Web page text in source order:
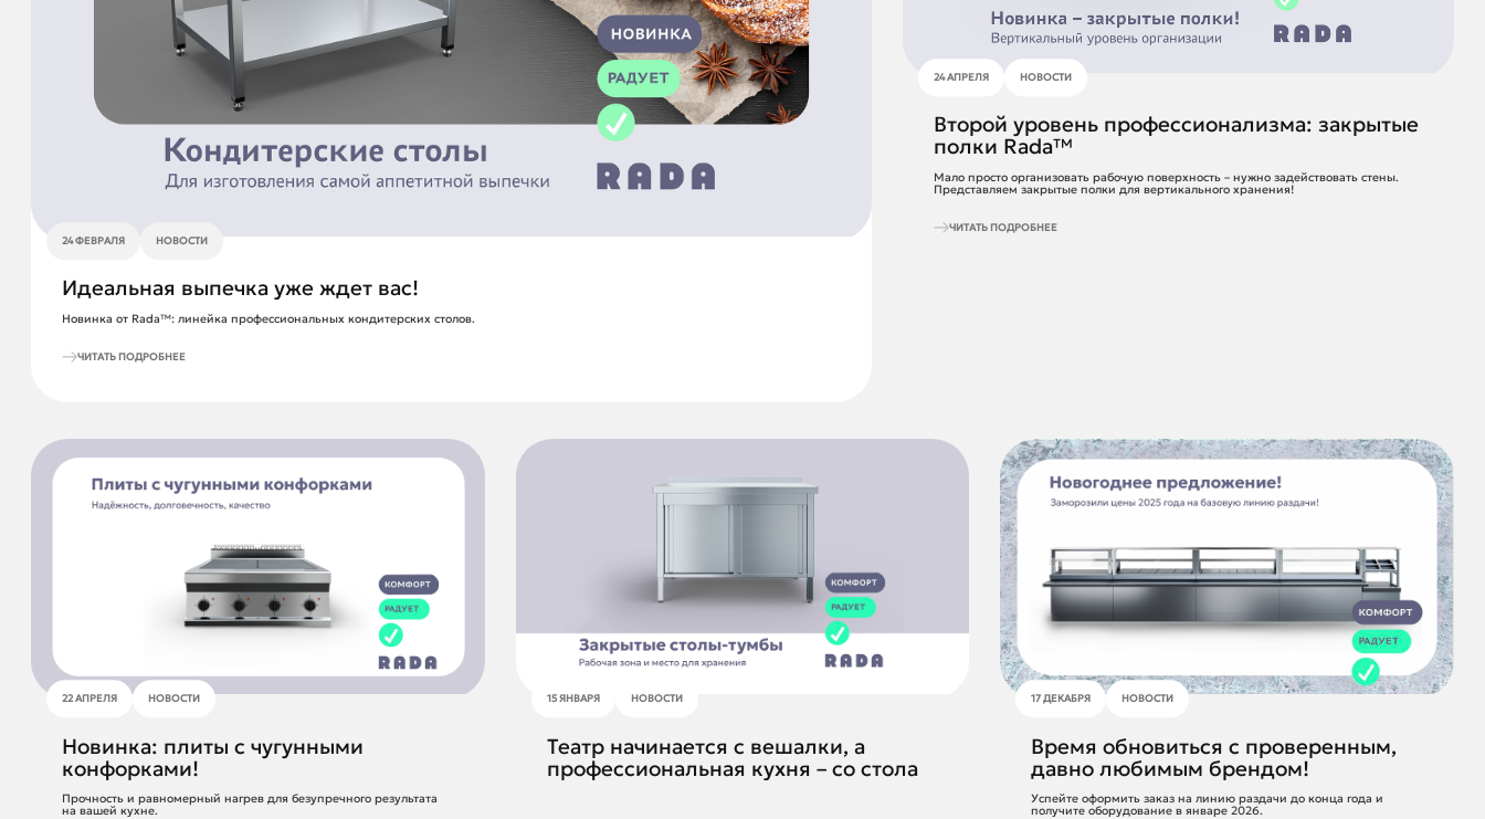
24 ФЕВРАЛЯ НОВОСТИ
Идеальная выпечка уже ждет вас!
Новинка от Rada™: линейка профессиональных кондитерских столов.
ЧИТАТЬ ПОДРОБНЕЕ
24 АПРЕЛЯ НОВОСТИ
Второй уровень профессионализма: закрытые
полки Rada™
Мало просто организовать рабочую поверхность – нужно задействовать стены.
Представляем закрытые полки для вертикального хранения!
ЧИТАТЬ ПОДРОБНЕЕ
22 АПРЕЛЯ НОВОСТИ
Новинка: плиты с чугунными
конфорками!
Прочность и равномерный нагрев для безупречного результата
на вашей кухне.
15 ЯНВАРЯ НОВОСТИ
Театр начинается с вешалки, а
профессиональная кухня – со стола
17 ДЕКАБРЯ НОВОСТИ
Время обновиться с проверенным,
давно любимым брендом!
Успейте оформить заказ на линию раздачи до конца года и
получите оборудование в январе 2026.